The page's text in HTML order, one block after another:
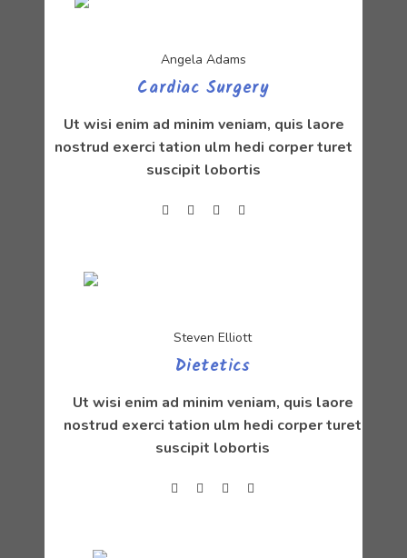
Angela Adams
Cardiac Surgery
Ut wisi enim ad minim veniam, quis laore
nostrud exerci tation ulm hedi corper turet
suscipit lobortis
Steven Elliott
Dietetics
Ut wisi enim ad minim veniam, quis laore
nostrud exerci tation ulm hedi corper turet
suscipit lobortis